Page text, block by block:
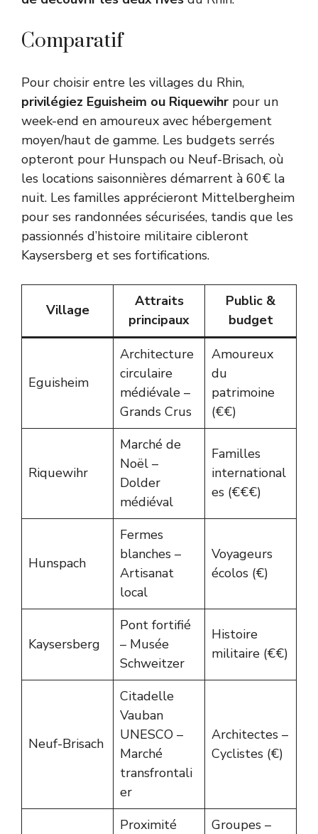
Comparatif
Pour choisir entre les villages du Rhin,
privilégiez Eguisheim ou Riquewihr pour un
week-end en amoureux avec hébergement
moyen/haut de gamme. Les budgets serrés
opteront pour Hunspach ou Neuf-Brisach, où
les locations saisonnières démarrent à 60€ la
nuit. Les familles apprécieront Mittelbergheim
pour ses randonnées sécurisées, tandis que les
passionnés d’histoire militaire cibleront
Kaysersberg et ses fortifications.
Village
Attraits
principaux
Public &
budget
Eguisheim
Architecture
circulaire
médiévale –
Grands Crus
Amoureux
du
patrimoine
(€€)
Riquewihr
Marché de
Noël –
Dolder
médiéval
Familles
international
es (€€€)
Hunspach
Fermes
blanches –
Artisanat
local
Voyageurs
écolos (€)
Kaysersberg
Pont fortifié
– Musée
Schweitzer
Histoire
militaire (€€)
Neuf-Brisach
Citadelle
Vauban
UNESCO –
Marché
transfrontali
er
Architectes –
Cyclistes (€)
Proximité
Groupes –